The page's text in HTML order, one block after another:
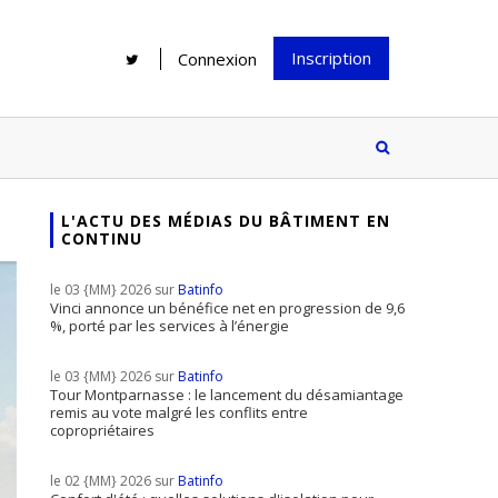
Connexion Inscription
idée mais...
Le print sous toutes ses formes a-t-
il encore sa place dans un monde
Rénover une salle de bains : gagner
supports
inscrire
à notre
L'ACTU DES MÉDIAS DU BÂTIMENT EN
CONTINU
le 03 {MM} 2026 surBatinfo
Vinci annonce un bénéfice net en progression de 9,6
%, porté par les services à l’énergie
le 03 {MM} 2026 surBatinfo
Tour Montparnasse : le lancement du désamiantage
remis au vote malgré les conflits entre
copropriétaires
le 02 {MM} 2026 surBatinfo